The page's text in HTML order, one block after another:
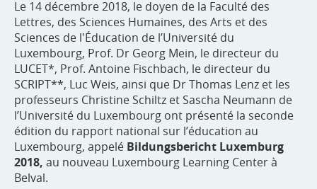
Le 14 décembre 2018, le doyen de la Faculté des
Lettres, des Sciences Humaines, des Arts et des
Sciences de l'Éducation de l’Université du
Luxembourg, Prof. Dr Georg Mein, le directeur du
LUCET*, Prof. Antoine Fischbach, le directeur du
SCRIPT**, Luc Weis, ainsi que Dr Thomas Lenz et les
professeurs Christine Schiltz et Sascha Neumann de
l’Université du Luxembourg ont présenté la seconde
édition du rapport national sur l’éducation au
Luxembourg, appelé Bildungsbericht Luxemburg
2018, au nouveau Luxembourg Learning Center à
Belval.